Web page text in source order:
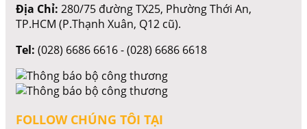
Địa Chỉ: 280/75 đường TX25, Phường Thới An,
TP.HCM (P.Thạnh Xuân, Q12 cũ).
Tel: (028) 6686 6616 - (028) 6686 6618
FOLLOW CHÚNG TÔI TẠI